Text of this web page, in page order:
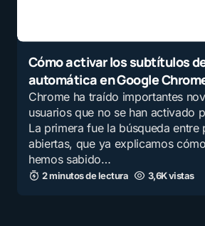
Cómo activar los subtítulos
automática en Google
Chrome ha traído importantes
usuarios que no se han activado
La primera fue la búsqueda entre
abiertas, que ya explicamos
hemos sabido…
2 minutos de lectura 3,6K vistas